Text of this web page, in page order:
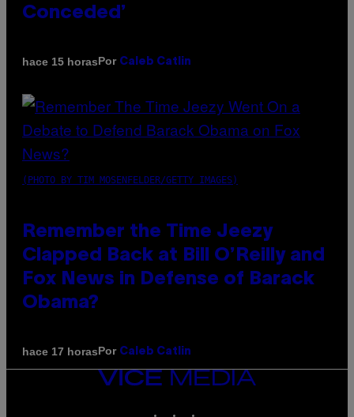
Conceded’
hace 15 horasPor Caleb Catlin
(PHOTO BY TIM MOSENFELDER/GETTY IMAGES)
Remember the Time Jeezy
Clapped Back at Bill O’Reilly and
Fox News in Defense of Barack
Obama?
hace 17 horasPor Caleb Catlin
VICE